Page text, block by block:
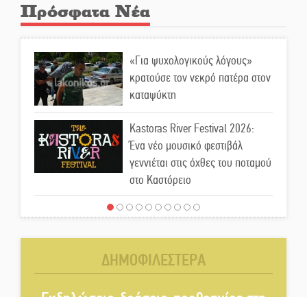
Πρόσφατα Νέα
«Για ψυχολογικούς λόγους»
κρατούσε τον νεκρό πατέρα στον
καταψύκτη
Kastoras River Festival 2026:
Ένα νέο μουσικό φεστιβάλ
γεννιέται στις όχθες του ποταμού
στο Καστόρειο
Τα ζάρια παίρνουν «φωτιά» στην
Αυθεντικό γλέντι με «Γιορτή
ΔΗΜΟΦΙΛΕΣΤΕΡΑ